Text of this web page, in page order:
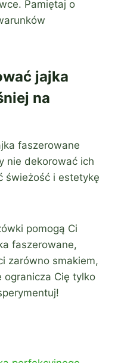
Pamiętaj o
jajka
na
faszerowane
nie dekorować ich
świeżość i estetykę
pomogą Ci
faszerowane,
zarówno smakiem,
ogranicza Cię tylko